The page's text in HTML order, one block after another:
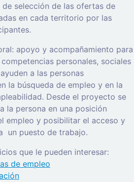
de selección de las ofertas de
en cada territorio por las
apoyo y acompañamiento para
personales, sociales
a las personas
la búsqueda de empleo y en la
Desde el proyecto se
la persona en una posición
empleo y posibilitar el acceso y
un puesto de trabajo.
que le pueden interesar:
de empleo